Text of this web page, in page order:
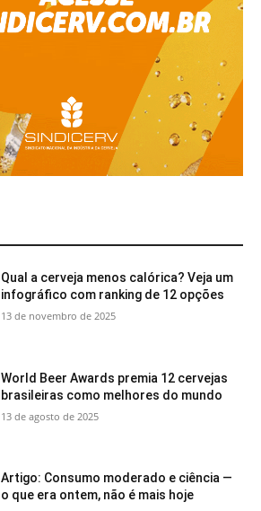
Qual a cerveja menos calórica? Veja um
infográfico com ranking de 12 opções
13 de novembro de 2025
World Beer Awards premia 12 cervejas
brasileiras como melhores do mundo
13 de agosto de 2025
Artigo: Consumo moderado e ciência —
o que era ontem, não é mais hoje